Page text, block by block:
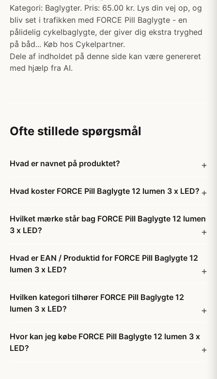
Kategori: Baglygter. Pris: 65.00 kr. Lys din vej op, og
bliv set i trafikken med FORCE Pill Baglygte - en
pålidelig cykelbaglygte, der giver dig ekstra tryghed
på båd... Køb hos Cykelpartner.
Dele af indholdet på denne side kan være genereret
med hjælp fra AI.
Ofte stillede spørgsmål
Hvad er navnet på produktet?
Hvad koster FORCE Pill Baglygte 12 lumen 3 x LED?
Hvilket mærke står bag FORCE Pill Baglygte 12 lumen
3 x LED?
Hvad er EAN / Produktid for FORCE Pill Baglygte 12
lumen 3 x LED?
Hvilken kategori tilhører FORCE Pill Baglygte 12
lumen 3 x LED?
Hvor kan jeg købe FORCE Pill Baglygte 12 lumen 3 x
LED?